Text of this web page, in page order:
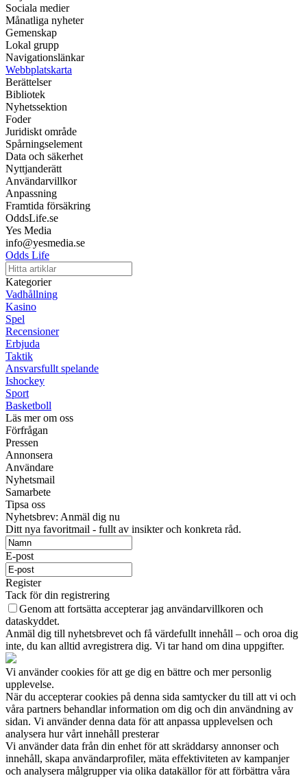
Sociala medier
Månatliga nyheter
Gemenskap
Lokal grupp
Navigationslänkar
Webbplatskarta
Berättelser
Bibliotek
Nyhetssektion
Foder
Juridiskt område
Spårningselement
Data och säkerhet
Nyttjanderätt
Användarvillkor
Anpassning
Framtida försäkring
OddsLife.se
Yes Media
info@yesmedia.se
Odds Life
Kategorier
Vadhållning
Kasino
Spel
Recensioner
Erbjuda
Taktik
Ansvarsfullt spelande
Ishockey
Sport
Basketboll
Läs mer om oss
Förfrågan
Pressen
Annonsera
Användare
Nyhetsmail
Samarbete
Tipsa oss
Nyhetsbrev: Anmäl dig nu
Ditt nya favoritmail - fullt av insikter och konkreta råd.
E-post
Register
Tack för din registrering
Genom att fortsätta accepterar jag användarvillkoren och
dataskyddet.
Anmäl dig till nyhetsbrevet och få värdefullt innehåll – och oroa dig
inte, du kan alltid avregistrera dig. Vi tar hand om dina uppgifter.
Vi använder cookies för att ge dig en bättre och mer personlig
upplevelse.
När du accepterar cookies på denna sida samtycker du till att vi och
våra partners behandlar information om dig och din användning av
sidan. Vi använder denna data för att anpassa upplevelsen och
analysera hur vårt innehåll presterar
Vi använder data från din enhet för att skräddarsy annonser och
innehåll, skapa användarprofiler, mäta effektiviteten av kampanjer
och analysera målgrupper via olika datakällor för att förbättra våra